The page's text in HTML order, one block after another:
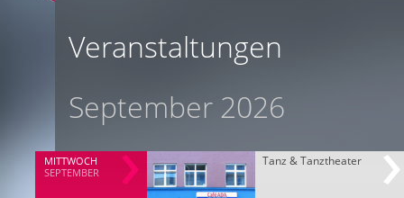
Veranstaltungen
September 2026
MITTWOCH
SEPTEMBER
Tanz & Tanztheater